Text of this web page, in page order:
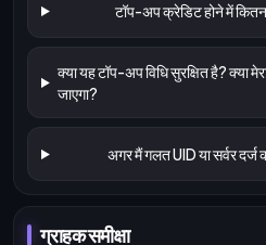
टॉप-अप क्रेडिट होने में
क्या यह टॉप-अप विधि सुरक्षित है? क्या
जाएगा?
अगर मैं गलत UID या सर्वर दर्ज
ग्राहक समीक्षा